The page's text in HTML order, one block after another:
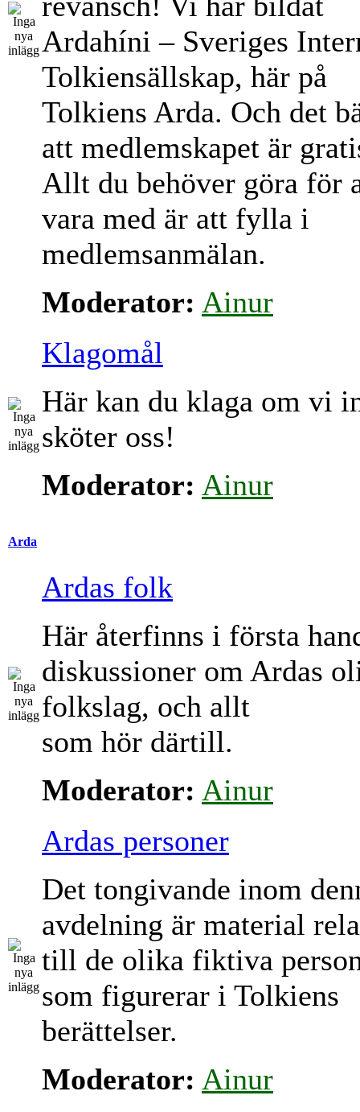
Ardahíni – Sveriges
Tolkiensällskap, här på
Tolkiens Arda. Och det
att medlemskapet är
Allt du behöver göra för
vara med är att fylla i
medlemsanmälan.
Moderator: Ainur
Klagomål
Här kan du klaga om vi
sköter oss!
Moderator: Ainur
Arda
Ardas folk
Här återfinns i första
diskussioner om Ardas
folkslag, och allt
som hör därtill.
Moderator: Ainur
Ardas personer
Det tongivande inom
avdelning är material
till de olika fiktiva
som figurerar i Tolkiens
berättelser.
Moderator: Ainur